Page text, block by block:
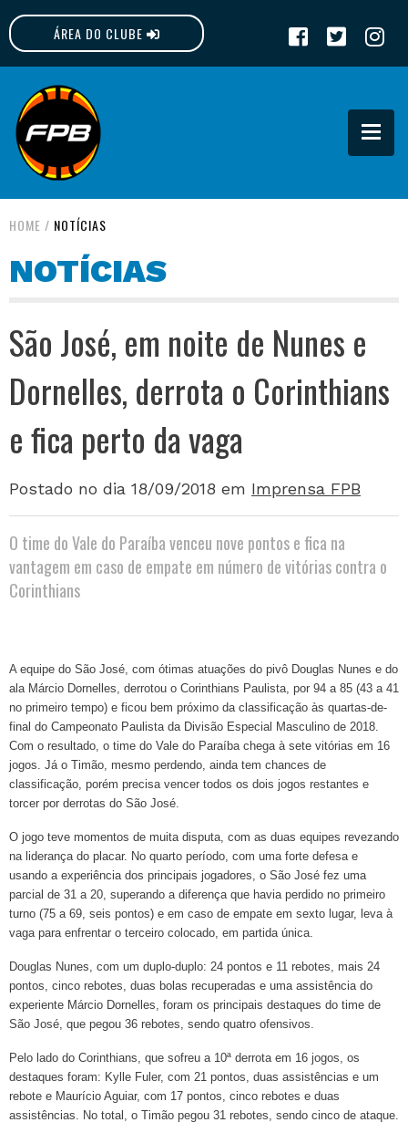
ÁREA DO CLUBE
FPB
HOME / NOTÍCIAS
NOTÍCIAS
São José, em noite de Nunes e
Dornelles, derrota o Corinthians
e fica perto da vaga
Postado no dia 18/09/2018 em Imprensa FPB
O time do Vale do Paraíba venceu nove pontos e fica na
vantagem em caso de empate em número de vitórias contra o
Corinthians
A equipe do São José, com ótimas atuações do pivô Douglas Nunes e do
ala Márcio Dornelles, derrotou o Corinthians Paulista, por 94 a 85 (43 a 41
no primeiro tempo) e ficou bem próximo da classificação às quartas-de-
final do Campeonato Paulista da Divisão Especial Masculino de 2018.
Com o resultado, o time do Vale do Paraíba chega à sete vitórias em 16
jogos. Já o Timão, mesmo perdendo, ainda tem chances de
classificação, porém precisa vencer todos os dois jogos restantes e
torcer por derrotas do São José.
O jogo teve momentos de muita disputa, com as duas equipes revezando
na liderança do placar. No quarto período, com uma forte defesa e
usando a experiência dos principais jogadores, o São José fez uma
parcial de 31 a 20, superando a diferença que havia perdido no primeiro
turno (75 a 69, seis pontos) e em caso de empate em sexto lugar, leva à
vaga para enfrentar o terceiro colocado, em partida única.
Douglas Nunes, com um duplo-duplo: 24 pontos e 11 rebotes, mais 24
pontos, cinco rebotes, duas bolas recuperadas e uma assistência do
experiente Márcio Dornelles, foram os principais destaques do time de
São José, que pegou 36 rebotes, sendo quatro ofensivos.
Pelo lado do Corinthians, que sofreu a 10ª derrota em 16 jogos, os
destaques foram: Kylle Fuler, com 21 pontos, duas assistências e um
rebote e Maurício Aguiar, com 17 pontos, cinco rebotes e duas
assistências. No total, o Timão pegou 31 rebotes, sendo cinco de ataque.